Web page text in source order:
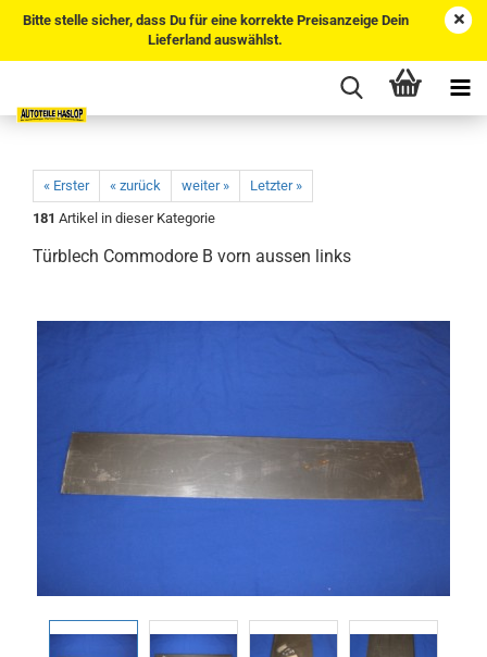
Bitte stelle sicher, dass Du für eine korrekte Preisanzeige Dein
Lieferland auswählst.
« Erster « zurück weiter »
Letzter »
181 Artikel in dieser Kategorie
Türblech Commodore B vorn aussen links